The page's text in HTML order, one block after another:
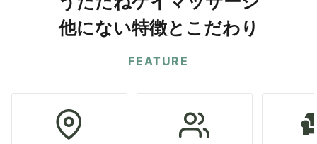
他にない特徴とこだわり
FEATURE